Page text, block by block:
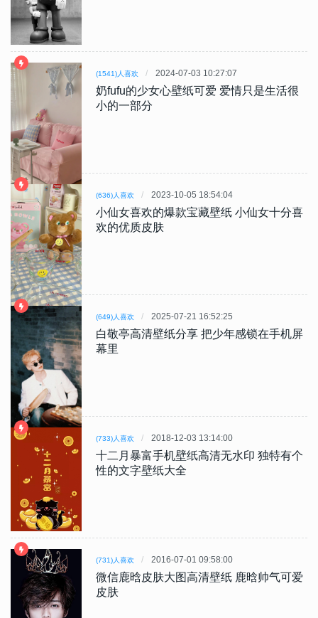
(1541)人喜欢 2024-07-03 10:27:07
奶fufu的少女心壁纸可爱 爱情只是生活很
小的一部分
(636)人喜欢 2023-10-05 18:54:04
小仙女喜欢的爆款宝藏壁纸 小仙女十分喜
欢的优质皮肤
(649)人喜欢 2025-07-21 16:52:25
白敬亭高清壁纸分享 把少年感锁在手机屏
幕里
(733)人喜欢 2018-12-03 13:14:00
十二月暴富手机壁纸高清无水印 独特有个
性的文字壁纸大全
(731)人喜欢 2016-07-01 09:58:00
微信鹿晗皮肤大图高清壁纸 鹿晗帅气可爱
皮肤